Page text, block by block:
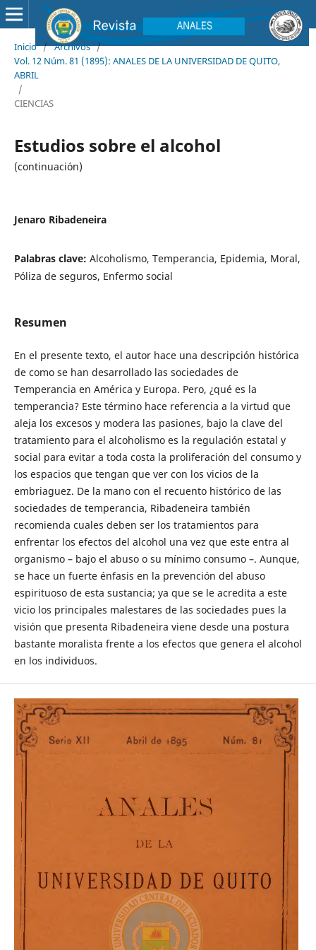
Inicio / Archivos /
Vol. 12 Núm. 81 (1895): ANALES DE LA UNIVERSIDAD DE QUITO,
ABRIL
/
CIENCIAS
Estudios sobre el alcohol
(continuación)
Jenaro Ribadeneira
Palabras clave: Alcoholismo, Temperancia, Epidemia, Moral,
Póliza de seguros, Enfermo social
Resumen
En el presente texto, el autor hace una descripción histórica
de como se han desarrollado las sociedades de
Temperancia en América y Europa. Pero, ¿qué es la
temperancia? Este término hace referencia a la virtud que
aleja los excesos y modera las pasiones, bajo la clave del
tratamiento para el alcoholismo es la regulación estatal y
social para evitar a toda costa la proliferación del consumo y
los espacios que tengan que ver con los vicios de la
embriaguez. De la mano con el recuento histórico de las
sociedades de temperancia, Ribadeneira también
recomienda cuales deben ser los tratamientos para
enfrentar los efectos del alcohol una vez que este entra al
organismo – bajo el abuso o su mínimo consumo –. Aunque,
se hace un fuerte énfasis en la prevención del abuso
espirituoso de esta sustancia; ya que se le acredita a este
vicio los principales malestares de las sociedades pues la
visión que presenta Ribadeneira viene desde una postura
bastante moralista frente a los efectos que genera el alcohol
en los individuos.